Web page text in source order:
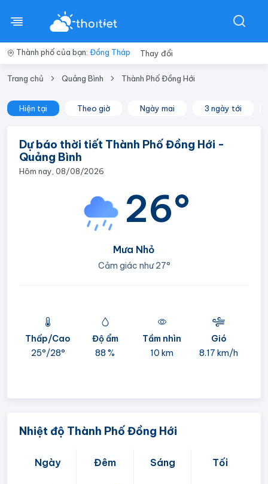
Thành phố của bạn: Đồng Tháp Thay đổi
Trang chủ Quảng Bình Thành Phố Đồng Hới
Hiện tại Theo giờ Ngày mai 3 ngày tới
Dự báo thời tiết Thành Phố Đồng Hới -
Quảng Bình
Hôm nay, 08/08/2026
26°
Mưa Nhỏ
Cảm giác như27°
Thấp/Cao
25°/28°
Độ ẩm
88 %
Tầm nhìn
10 km
Gió
8.17 km/h
Nhiệt độ Thành Phố Đồng Hới
Ngày Đêm Sáng Tối